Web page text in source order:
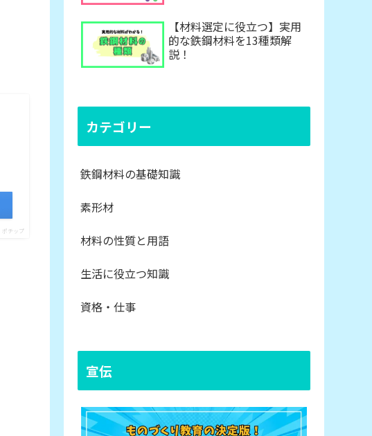
ポチップ
【材料選定に役立つ】実用
的な鉄鋼材料を13種類解
説！
カテゴリー
鉄鋼材料の基礎知識
素形材
材料の性質と用語
生活に役立つ知識
資格・仕事
宣伝